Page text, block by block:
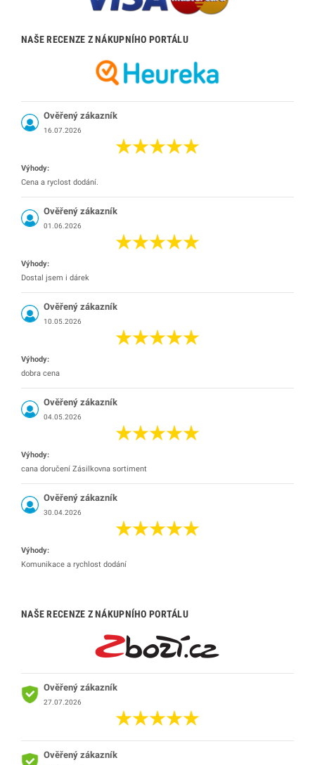
NAŠE RECENZE Z NÁKUPNÍHO PORTÁLU
Ověřený zákazník
16.07.2026
Výhody:
Cena a ryclost dodání.
Ověřený zákazník
01.06.2026
Výhody:
Dostal jsem i dárek
Ověřený zákazník
10.05.2026
Výhody:
dobra cena
Ověřený zákazník
04.05.2026
Výhody:
cana doručení Zásilkovna sortiment
Ověřený zákazník
30.04.2026
Výhody:
Komunikace a rychlost dodání
NAŠE RECENZE Z NÁKUPNÍHO PORTÁLU
Ověřený zákazník
27.07.2026
Ověřený zákazník